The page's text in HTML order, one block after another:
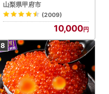
県産 シャインマスカット 2
～3房（1.0kg以上）シャイ
ン フルーツ FN-Limited-S
P
山梨県甲府市
(2009)
10,000